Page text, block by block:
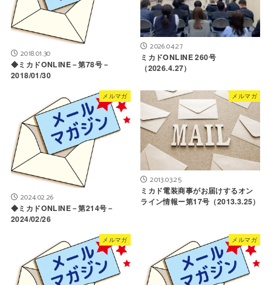
2018.01.30
◆ミカドONLINE－第78号－
2018/01/30
2026.04.27
ミカドONLINE 260号
（2026.4.27）
メルマガ
2024.02.26
◆ミカドONLINE－第214号－
2024/02/26
メルマガ
2013.03.25
ミカド電装商事がお届けするオン
ライン情報ー第17号（2013.3.25）
メルマガ メルマガ